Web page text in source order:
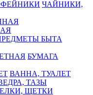
ЧАЙНИКИ,
БЫТА
БУМАГА
ВАННА, ТУАЛЕТ
ТАЗЫ